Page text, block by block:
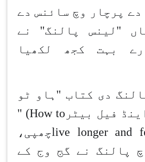
دے پرچار وچ سائنس دے
"لینس پالنگ" نے
بہت کجھ
لکھیا
دی کتاب "ہاو ٹو
فیل بیٹر " (How to
live longer andچھپی،
چ پالنگ نے گج وج کے